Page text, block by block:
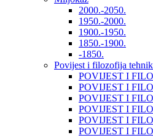
2000.-2050.
1950.-2000.
1900.-1950.
1850.-1900.
-1850.
Povijest i filozofija
POVIJEST I
POVIJEST I
POVIJEST I
POVIJEST I
POVIJEST I
POVIJEST I